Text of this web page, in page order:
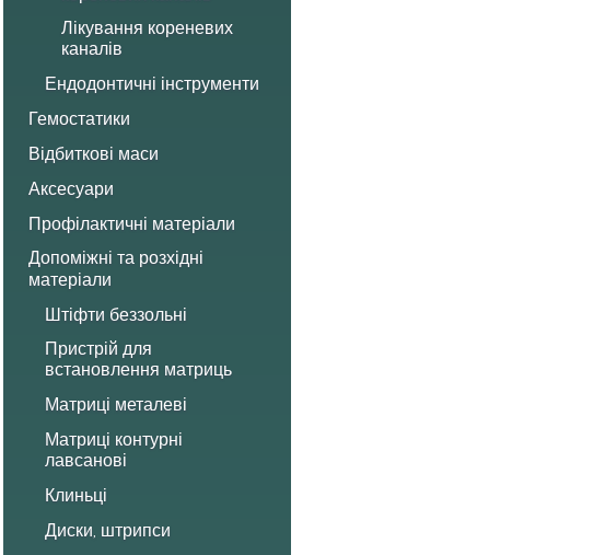
Лікування кореневих
каналів
Ендодонтичні інструменти
Гемостатики
Відбиткові маси
Аксесуари
Профілактичні матеріали
Допоміжні та розхідні
матеріали
Штіфти беззольні
Пристрій для
встановлення матриць
Матриці металеві
Матриці контурні
лавсанові
Клиньці
Диски, штрипси